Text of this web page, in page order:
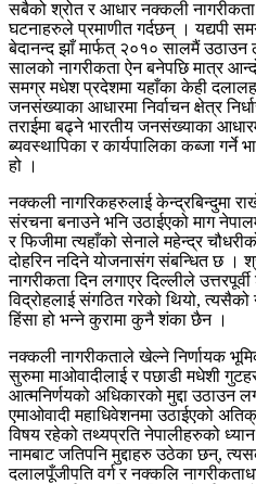
सबैको श्रोत र आधार नक्कली
घटनाहरुले प्रमाणीत गर्दछन् । यद्यपी
बेदानन्द झाँ मार्फत् २०१० सालमैं उठाउन
सालको नागरीकता ऐन बनेपछि मात्र
समग्र मधेश प्रदेशमा यहाँका केही
जनसंख्याका आधारमा निर्वाचन क्षेत्र
तराईमा बढ्ने भारतीय जनसंख्याका
ब्यवस्थापिका र कार्यपालिका कब्जा गर्ने
हो ।
नक्कली नागरिकहरुलाई केन्द्रबिन्दुमा
संरचना बनाउने भनि उठाईएको माग
र फिजीमा त्यहाँको सेनाले महेन्द्र
दोहरिन नदिने योजनासंग संबन्धित छ ।
नागरीकता दिन लगाएर दिल्लीले
विद्रोहलाई संगठित गरेको थियो,
हिंसा हो भन्ने कुरामा कुनै शंका छैन ।
नक्कली नागरीकताले खेल्ने निर्णायक
सुरुमा माओवादीलाई र पछाडी मधेशी
आत्मनिर्णयको अधिकारको मुद्दा उठाउन
एमाओवादी महाधिवेशनमा उठाईएको
विषय रहेको तथ्यप्रति नेपालीहरुको
नामबाट जतिपनि मुद्दाहरु उठेका छन्,
दलालपूँजीपति वर्ग र नक्कलि